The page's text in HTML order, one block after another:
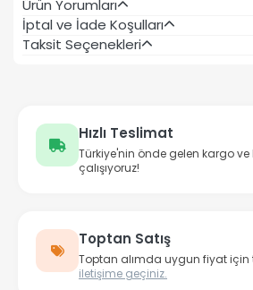
Ürün Yorumları
İptal ve İade Koşulları
Taksit Seçenekleri
Hızlı Teslimat
Türkiye'nin önde gelen kargo ve
çalışıyoruz!
Toptan Satış
Toptan alımda uygun fiyat için
iletişime geçiniz.